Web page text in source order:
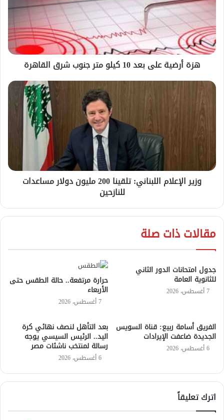
هزة أرضية على بعد 10 كيلو متر جنوب شرق القاهرة
وزير الإعلام اللبناني: تلقينا 200 مليون دولار مساعدات
للنازحين
مقالات ذات صلة
جدول امتحانات الدور الثاني
للثانوية العامة
7 أغسطس، 2026
حرارة مرتفعة.. حالة الطقس حتى
الأربعاء
7 أغسطس، 2026
الفريق أسامة ربيع: قناة السويس
الجديدة ضاعفت الإيرادات
6 أغسطس، 2026
بعد التأهل لنصف نهائي كرة
اليد.. الرئيس السيسي يوجه
رسالة لمنتخب ناشئات مصر
6 أغسطس، 2026
اترك تعليقاً